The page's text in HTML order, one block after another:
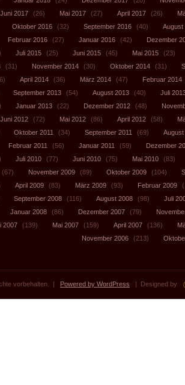
Juni 2017 (26) Mai 2017 (27) April 2017 (26)
Oktober 2016 (32) September 2016 (40)
August
Februar 2016 (27) Januar 2016 (42)
Dezember
Juli 2015 (25) Juni 2015 (45) Mai 2015
(23)
(31) November 2014 (30) Oktober 2014 (31)
April 2014 (36) März 2014 (47) Februar 2014
September 2013 (54) August 2013 (40)
Juli
Januar 2013 (22) Dezember 2012 (48)
Juni 2012 (72) Mai 2012 (86) April 2012 (58)
Oktober 2011 (34) September 2011 (69)
August
Februar 2011 (56) Januar 2011 (59)
Dezember
Juli 2010 (77) Juni 2010 (75) Mai 2010
(83)
(67) November 2009 (89) Oktober 2009 (104)
April 2009 (83) März 2009 (93) Februar 2009
September 2008 (116) August 2008 (98)
Juli
Januar 2008 (86) Dezember 2007 (79)
2007 (139) Mai 2007 (159) April 2007 (136)
November 2006
(213)
vorbehalten. | Powered by WordPress | Designed by